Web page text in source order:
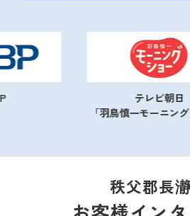
テレビ朝日
「羽鳥慎一モーニングショー
秩父郡長